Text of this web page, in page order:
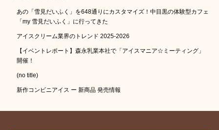
あの「雪見だいふく」を648通りにカスタマイズ！中目黒の体験型カフェ
「my 雪見だいふく」に行ってきた
アイスクリーム業界のトレンド 2025-2026
【イベントレポート】森永乳業本社で「アイスマニア☆ミーティング」
開催！
(no title)
新作コンビニアイス ー 新商品 発売情報